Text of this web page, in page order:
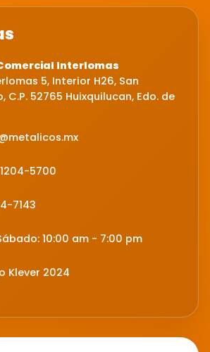
Interlomas
5, Interior H26, San
C.P. 52765 Huixquilucan, Edo. de
5700
7143
10:00 am - 7:00 pm
Klever 2024